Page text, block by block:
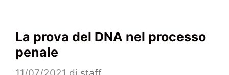
La prova del DNA nel processo
penale